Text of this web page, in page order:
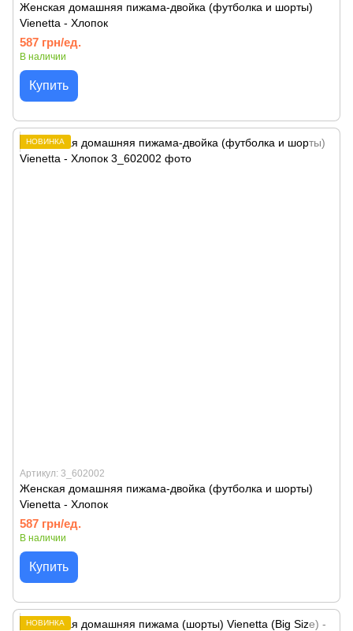
Женская домашняя пижама-двойка (футболка и шорты)
Vienetta - Хлопок
587 грн/ед.
В наличии
Купить
НОВИНКА
Артикул: 3_602002
Женская домашняя пижама-двойка (футболка и шорты)
Vienetta - Хлопок
587 грн/ед.
В наличии
Купить
НОВИНКА